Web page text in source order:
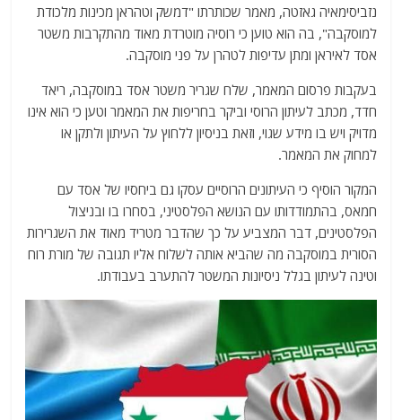
נזביסימאיה גאזטה, מאמר שכותרתו "דמשק וטהראן מכינות מלכודת
למוסקבה", בה הוא טוען כי רוסיה מוטרדת מאוד מהתקרבות משטר
אסד לאיראן ומתן עדיפות לטהרן על פני מוסקבה.
בעקבות פרסום המאמר, שלח שגריר משטר אסד במוסקבה, ריאד
חדד, מכתב לעיתון הרוסי וביקר בחריפות את המאמר וטען כי הוא אינו
מדויק ויש בו מידע שגוי, וזאת בניסיון ללחוץ על העיתון ולתקן או
למחוק את המאמר.
המקור הוסיף כי העיתונים הרוסיים עסקו גם ביחסיו של אסד עם
חמאס, בהתמודדותו עם הנושא הפלסטיני, בסחרו בו ובניצול
הפלסטינים, דבר המצביע על כך שהדבר מטריד מאוד את השגרירות
הסורית במוסקבה מה שהביא אותה לשלוח אליו תגובה של מורת רוח
וטינה לעיתון בגלל ניסיונות המשטר להתערב בעבודתו.